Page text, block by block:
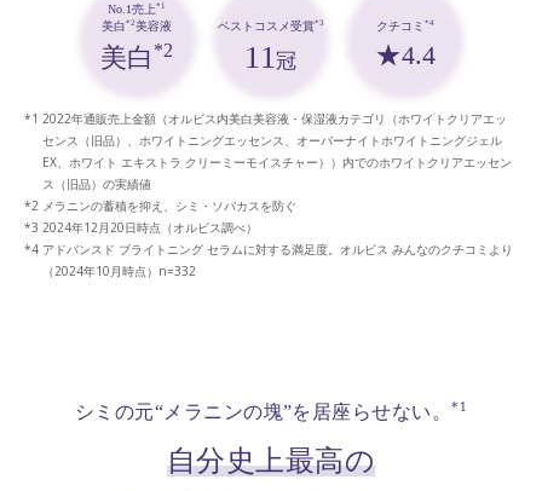
No.1売上*1
美白*2美容液
美白 *2
ベストコスメ受賞*3
11冠
クチコミ *4
★4.4
2022年通販売上金額（オルビス内美白美容液・保湿液カテゴリ（ホワイトクリアエッ
センス（旧品）、ホワイトニングエッセンス、オーバーナイトホワイトニングジェル
EX、ホワイト エキストラ クリーミーモイスチャー））内でのホワイトクリアエッセン
ス（旧品）の実績値
メラニンの蓄積を抑え、シミ・ソバカスを防ぐ
2024年12月20日時点（オルビス調べ）
アドバンスド ブライトニング セラムに対する満足度。オルビス みんなのクチコミより
（2024年10月時点）n=332
シミの元“メラニンの塊”を居座らせない。*1
自分史上最高の